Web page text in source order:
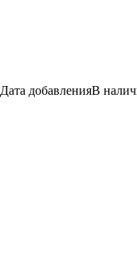
Дата добавленияВ